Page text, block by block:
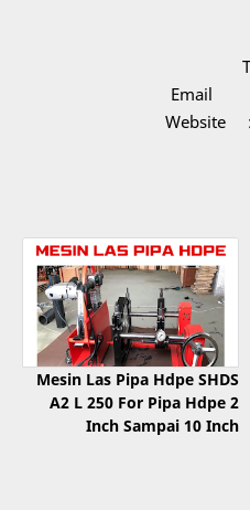
Email :
Website :
Mesin Las Pipa Hdpe SHDS
A2 L 250 For Pipa Hdpe 2
Inch Sampai 10 Inch